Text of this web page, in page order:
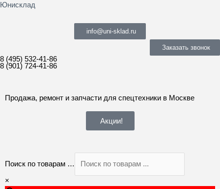
Юнисклад
info@uni-sklad.ru
Заказать звонок
8 (495) 532-41-86
8 (901) 724-41-86
Продажа, ремонт и запчасти для спецтехники в Москве
Акции!
Поиск по товарам …
×